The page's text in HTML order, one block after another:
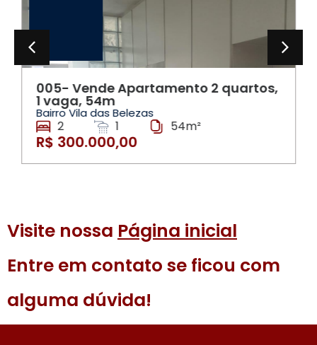
005- Vende Apartamento 2 quartos,
1 vaga, 54m
Bairro Vila das Belezas
2 1 54m²
R$ 300.000,00
Visite nossa Página inicial
Entre em contato se ficou com
alguma dúvida!